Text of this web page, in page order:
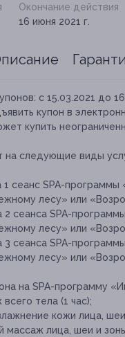
Окончание действия
16 июня 2021 г.
с 15.03.2021 до
купон в
купить
на следующие виды
1 сеанс SPA-
лесу» или
2 сеанса SPA-
лесу» или
3 сеанса SPA-
лесу» или
на SPA-программу
тела (1 час);
кожи лица,
массаж лица, шеи и